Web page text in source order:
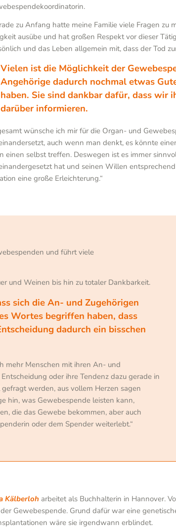
zu Anfang hatte meine Familie viele Fragen zu
ausübe und hat großen Respekt vor dieser
und das Leben allgemein mit, dass der Tod
Vielen ist die Möglichkeit der
Angehörige dadurch nochmal etwas
haben. Sie sind dankbar dafür, dass wir
darüber informieren.
wünsche ich mir für die Organ- und
auch wenn man denkt, es könnte
einen selbst treffen. Deswegen ist es immer
hat und seinen Willen
eine große Erleichterung.“
und führt viele
und Weinen bis hin zu totaler Dankbarkeit.
sich die An- und Zugehörigen
Wortes begriffen haben, dass
dadurch ein bisschen
mehr Menschen mit ihren An- und
oder ihre Tendenz dazu gerade in
werden, aus vollem Herzen sagen
hin, was Gewebespende leisten kann,
die das Gewebe bekommen, aber auch
oder dem Spender weiterlebt.“
Kälberloh arbeitet als Buchhalterin in Hannover.
Gewebespende. Grund dafür war eine
wäre sie irgendwann erblindet.